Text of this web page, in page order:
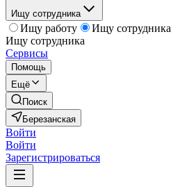
Ищу сотрудника
Ищу работу
Ищу сотрудника
Ищу сотрудника
Сервисы
Помощь
Ещё
Поиск
Березанская
Войти
Войти
Зарегистрироваться